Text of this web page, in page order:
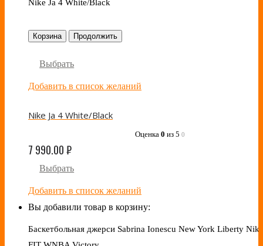
Nike Ja 4 White/Black
Корзина Продолжить
Выбрать
Добавить в список желаний
Nike Ja 4 White/Black
Оценка 0 из 5 0
7 990.00₽
Выбрать
Добавить в список желаний
Вы добавили товар в корзину:
Баскетбольная джерси Sabrina Ionescu New York Liberty